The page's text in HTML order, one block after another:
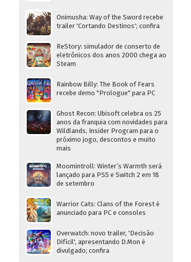
Onimusha: Way of the Sword recebe
trailer 'Cortando Destinos'; confira
ReStory: simulador de conserto de
eletrônicos dos anos 2000 chega ao
Steam
Rainbow Billy: The Book of Fears
recebe demo "Prologue" para PC
Ghost Recon: Ubisoft celebra os 25
anos da franquia com novidades para
Wildlands, Insider Program para o
próximo jogo, descontos e muito
mais
Moomintroll: Winter’s Warmth será
lançado para PS5 e Switch 2 em 18
de setembro
Warrior Cats: Clans of the Forest é
anunciado para PC e consoles
Overwatch: novo trailer, 'Decisão
Difícil', apresentando D.Mon é
divulgado; confira